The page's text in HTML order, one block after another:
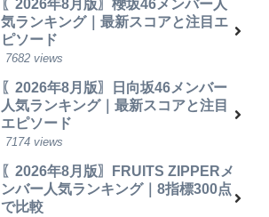
〖2026年8月版〗櫻坂46メンバー人
気ランキング｜最新スコアと注目エ
ピソード
7682 views
〖2026年8月版〗日向坂46メンバー
人気ランキング｜最新スコアと注目
エピソード
7174 views
〖2026年8月版〗FRUITS ZIPPERメ
ンバー人気ランキング｜8指標300点
で比較